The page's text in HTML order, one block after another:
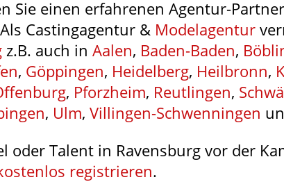
Sie einen erfahrenen Agentur-
Castingagentur & Modelagentur
z.B. auch in Aalen, Baden-Baden,
, Göppingen, Heidelberg, Heilbronn,
, Pforzheim, Reutlingen,
, Ulm, Villingen-Schwenningen
oder Talent in Ravensburg vor der
registrieren.